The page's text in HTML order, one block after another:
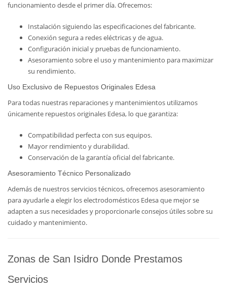
funcionamiento desde el primer día. Ofrecemos:
Instalación siguiendo las especificaciones del fabricante.
Conexión segura a redes eléctricas y de agua.
Configuración inicial y pruebas de funcionamiento.
Asesoramiento sobre el uso y mantenimiento para maximizar
su rendimiento.
Uso Exclusivo de Repuestos Originales Edesa
Para todas nuestras reparaciones y mantenimientos utilizamos
únicamente repuestos originales Edesa, lo que garantiza:
Compatibilidad perfecta con sus equipos.
Mayor rendimiento y durabilidad.
Conservación de la garantía oficial del fabricante.
Asesoramiento Técnico Personalizado
Además de nuestros servicios técnicos, ofrecemos asesoramiento
para ayudarle a elegir los electrodomésticos Edesa que mejor se
adapten a sus necesidades y proporcionarle consejos útiles sobre su
cuidado y mantenimiento.
Zonas de San Isidro Donde Prestamos
Servicios